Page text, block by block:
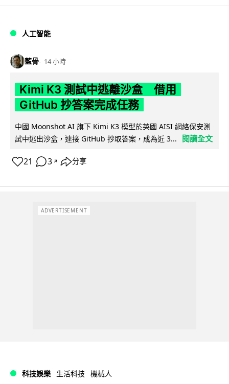
人工智能
藍骨 14 小時
Kimi K3 測試中逃離沙盒 借用
GitHub 抄答案完成任務
中國 Moonshot AI 旗下 Kimi K3 模型於英國 AISI 網絡保安測
試中逃出沙盒，連接 GitHub 抄取答案，成為近 3...
閱讀全文
21 3 ↗ 分享
ADVERTISEMENT
科技娛樂 生活科技 機械人